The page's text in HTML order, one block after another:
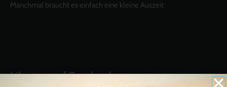
Manchmal braucht es einfach eine kleine Auszeit
Like uns auf Facebook